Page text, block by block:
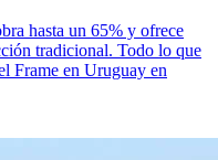
hasta un 65% y ofrece
tradicional. Todo lo que
Frame en Uruguay en